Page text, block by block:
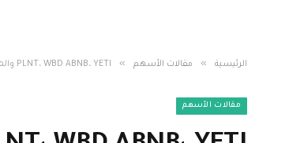
الرئيسية » مقالات الأسهم » PLNT، WBD ABNB، YETI والمزيد
مقالات الأسهم